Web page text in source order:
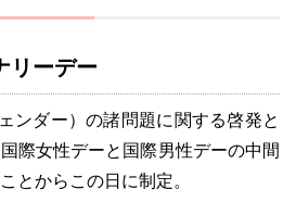
リーデー
ンダー）の諸問題に関する啓発と
際女性デーと国際男性デーの中間
とからこの日に制定。